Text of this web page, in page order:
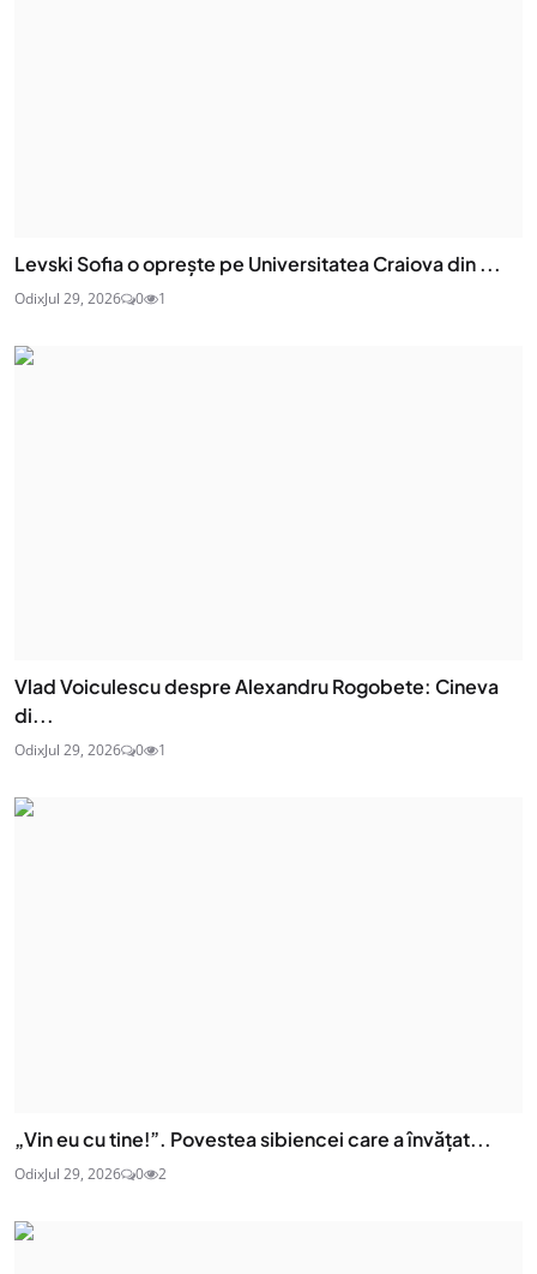
Levski Sofia o oprește pe Universitatea Craiova din ...
OdixJul 29, 2026 0 1
Vlad Voiculescu despre Alexandru Rogobete: Cineva
di...
OdixJul 29, 2026 0 1
„Vin eu cu tine!”. Povestea sibiencei care a învățat...
OdixJul 29, 2026 0 2